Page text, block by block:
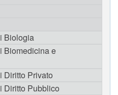
Biologia
Biomedicina e
Diritto Privato
Diritto Pubblico